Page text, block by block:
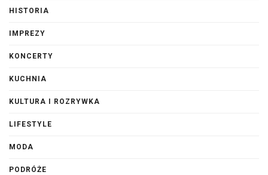
HISTORIA
IMPREZY
KONCERTY
KUCHNIA
KULTURA I ROZRYWKA
LIFESTYLE
MODA
PODRÓŻE